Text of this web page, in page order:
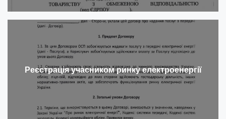
Реєстрація учасником ринку електроенергії